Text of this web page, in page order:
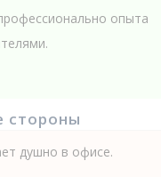
опыта
стороны
душно в офисе.